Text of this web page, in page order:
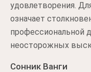
удовлетворения.
означает
профессиональной
неосторожных
Сонник Ванги